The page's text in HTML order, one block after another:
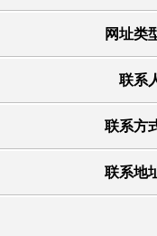
网址类
联系
联系方
联系地